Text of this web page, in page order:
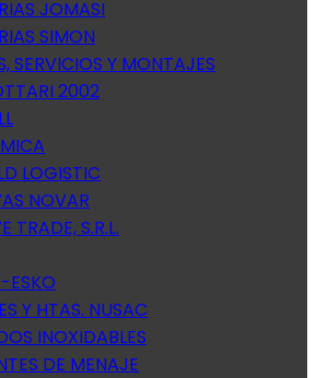
JOMASI
SIMON
SERVICIOS Y MONTAJES
2002
LOGISTIC
NOVAR
TRADE, S.R.L.
ESKO
Y HTAS. NUSAC
INOXIDABLES
DE MENAJE